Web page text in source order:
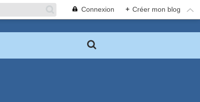
Connexion + Créer mon blog